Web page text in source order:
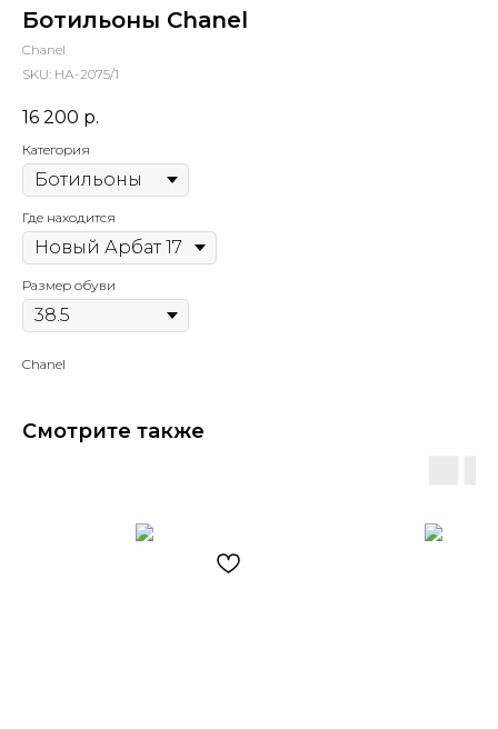
Ботильоны Chаnel
Chаnel
SKU: НА-2075/1
16 200 р.
Категория
Где находится
Размер обуви
Chаnel
Смотрите также